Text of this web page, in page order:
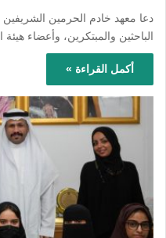
دعا معهد خادم الحرمين الشريفين
الباحثين والمبتكرين، وأعضاء
أكمل القراءة »